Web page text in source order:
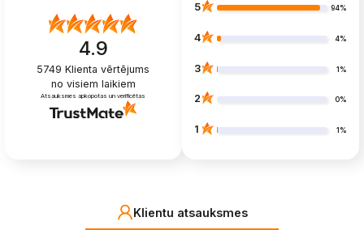
4.9
5749 Klienta vērtējums
no visiem laikiem
Atsauksmes apkopotas un verificētas
5 94%
4 4%
3 1%
2 0%
1 1%
Klientu atsauksmes